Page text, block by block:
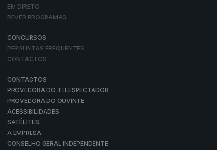
EM DIRETO
REVER PROGRAMAS
CONCURSOS
PERGUNTAS FREQUENTES
CONTACTOS
CONTACTOS
PROVEDORA DO TELESPECTADOR
PROVEDORA DO OUVINTE
ACESSIBILIDADES
SATÉLITES
A EMPRESA
CONSELHO GERAL INDEPENDENTE